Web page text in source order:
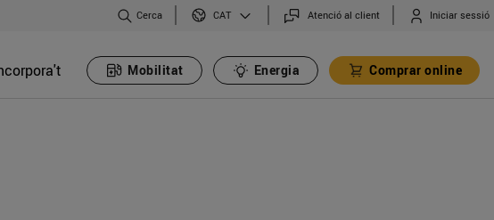
Cerca CAT Atenció al client Iniciar sessió
Mobilitat Energia Comprar online